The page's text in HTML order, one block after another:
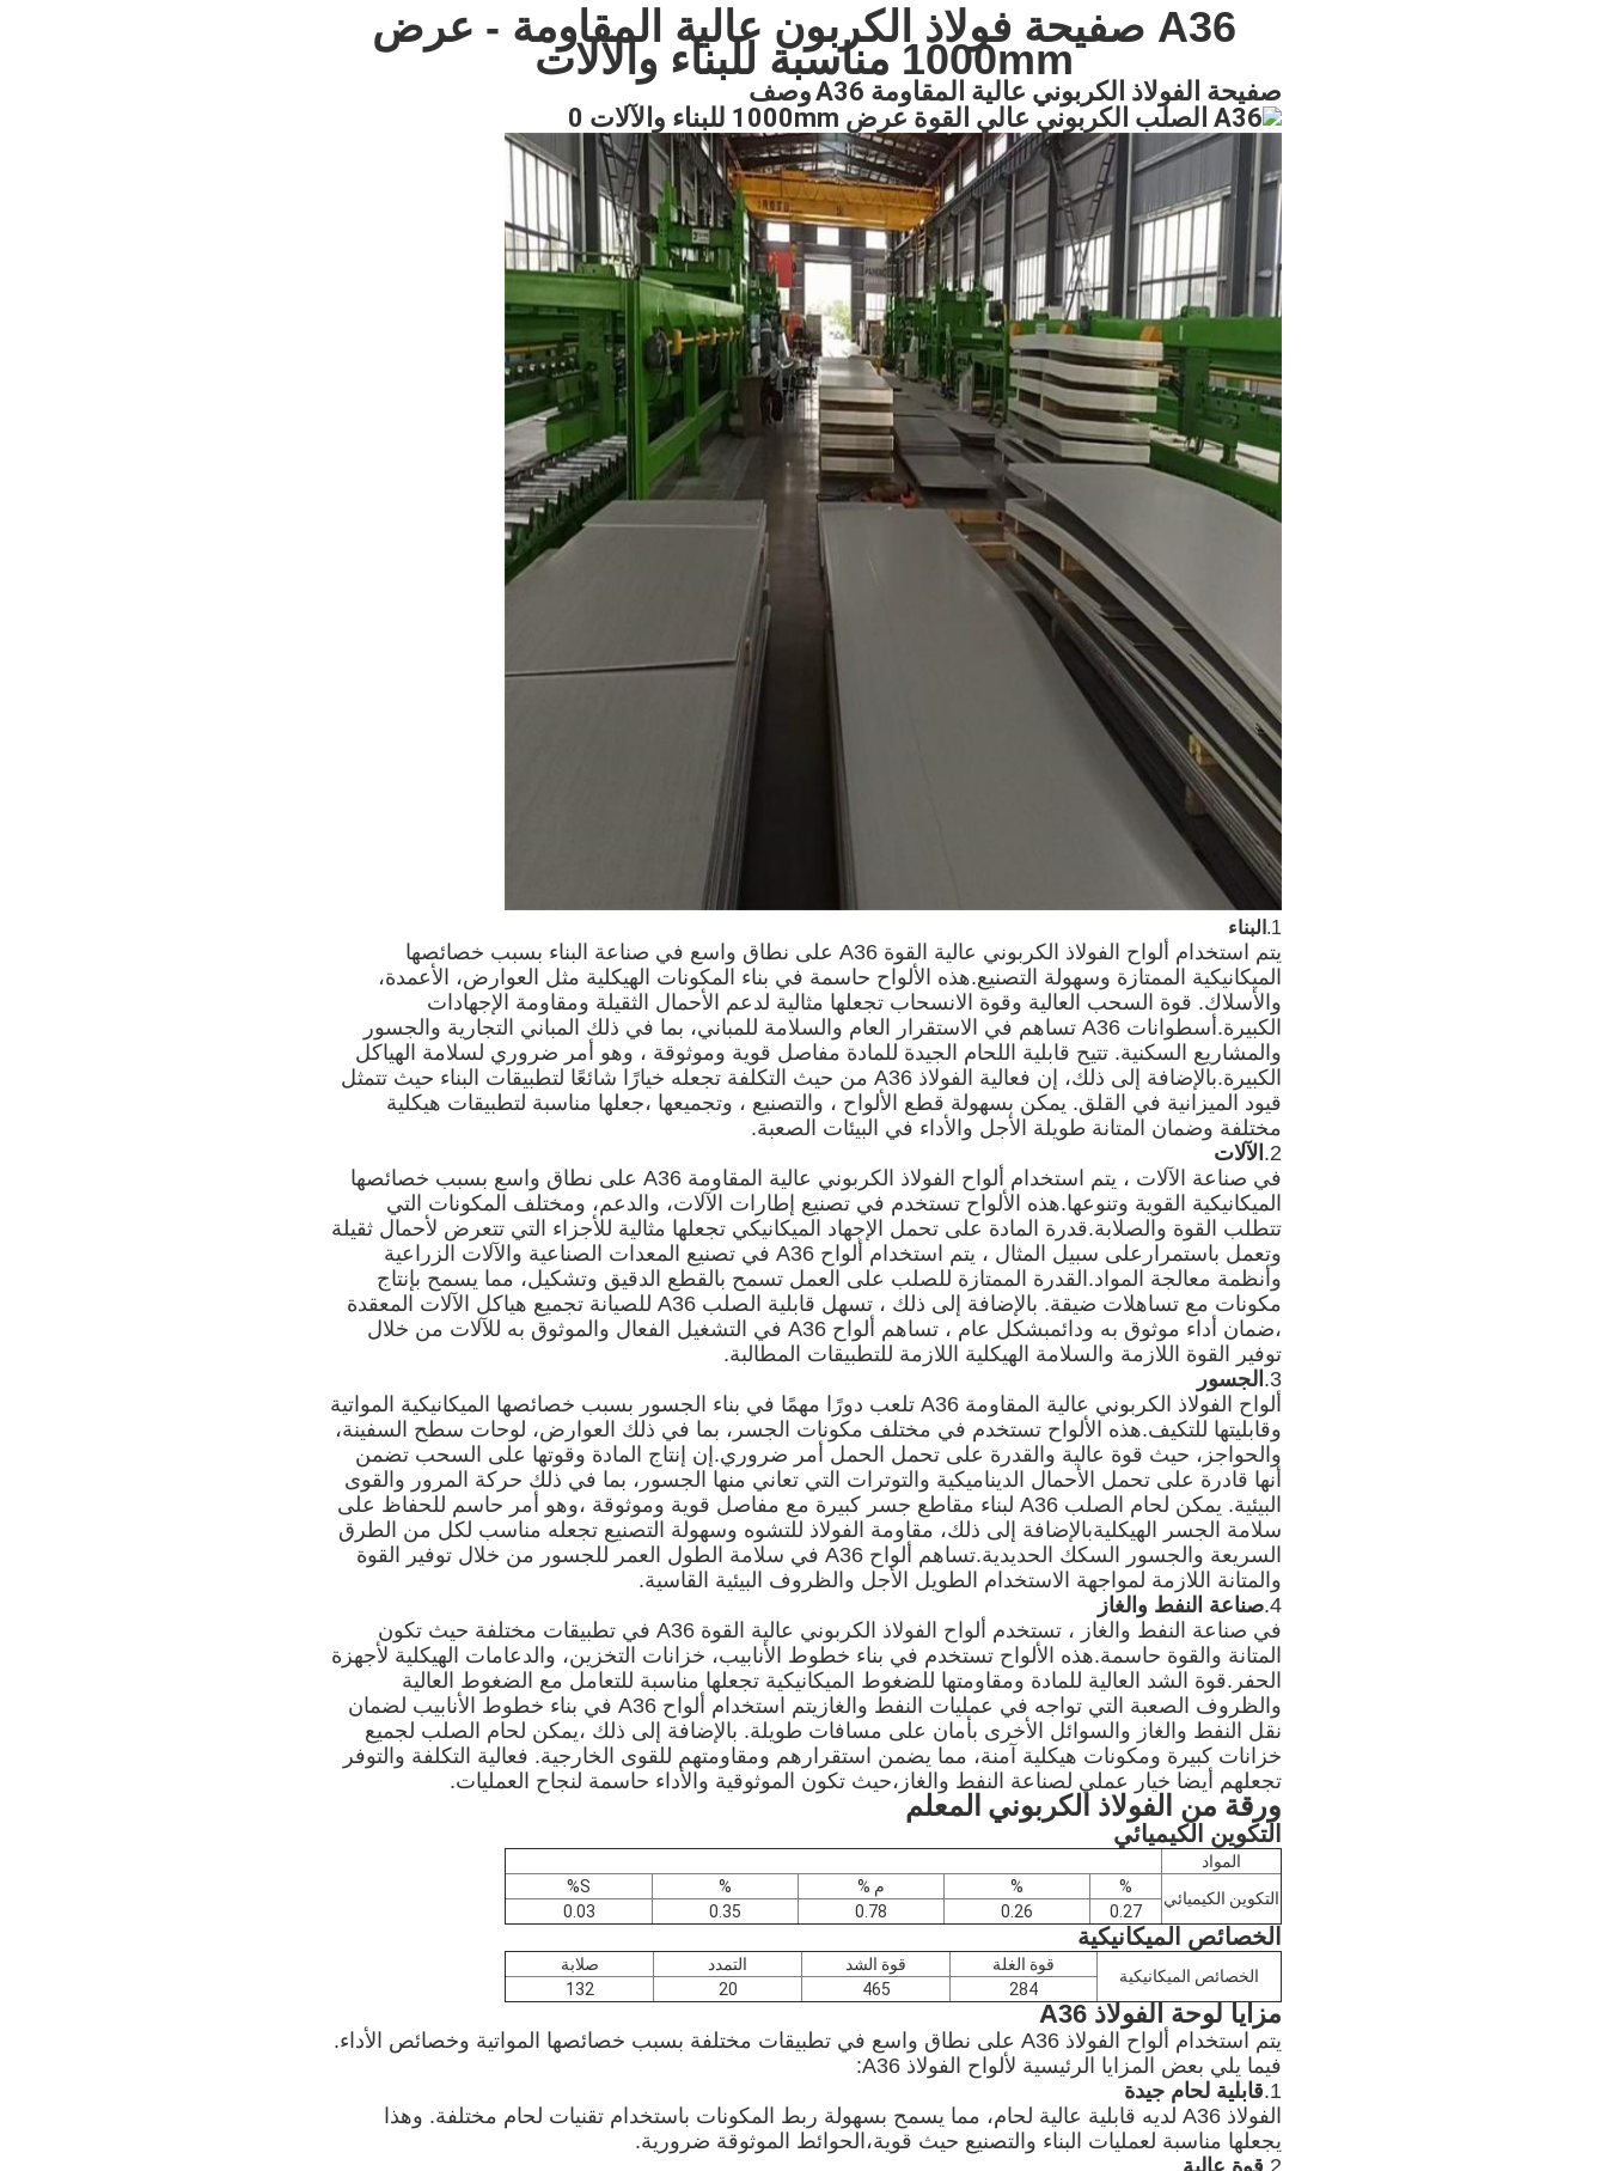
A36 صفيحة فولاذ الكربون عالية المقاومة - عرض
1000mm مناسبة للبناء والآلات
صفيحة الفولاذ الكربوني عالية المقاومة A36 وصف
1. البناء
يتم استخدام ألواح الفولاذ الكربوني عالية القوة A36 على نطاق واسع في صناعة البناء بسبب خصائصها
الميكانيكية الممتازة وسهولة التصنيع.هذه الألواح حاسمة في بناء المكونات الهيكلية مثل العوارض، الأعمدة،
والأسلاك. قوة السحب العالية وقوة الانسحاب تجعلها مثالية لدعم الأحمال الثقيلة ومقاومة الإجهادات
الكبيرة.أسطوانات A36 تساهم في الاستقرار العام والسلامة للمباني، بما في ذلك المباني التجارية والجسور
والمشاريع السكنية. تتيح قابلية اللحام الجيدة للمادة مفاصل قوية وموثوقة ، وهو أمر ضروري لسلامة الهياكل
الكبيرة.بالإضافة إلى ذلك، إن فعالية الفولاذ A36 من حيث التكلفة تجعله خيارًا شائعًا لتطبيقات البناء حيث تتمثل
قيود الميزانية في القلق. يمكن بسهولة قطع الألواح ، والتصنيع ، وتجميعها ،جعلها مناسبة لتطبيقات هيكلية
مختلفة وضمان المتانة طويلة الأجل والأداء في البيئات الصعبة.
2. الآلات
في صناعة الآلات ، يتم استخدام ألواح الفولاذ الكربوني عالية المقاومة A36 على نطاق واسع بسبب خصائصها
الميكانيكية القوية وتنوعها.هذه الألواح تستخدم في تصنيع إطارات الآلات، والدعم، ومختلف المكونات التي
تتطلب القوة والصلابة.قدرة المادة على تحمل الإجهاد الميكانيكي تجعلها مثالية للأجزاء التي تتعرض لأحمال ثقيلة
وتعمل باستمرارعلى سبيل المثال ، يتم استخدام ألواح A36 في تصنيع المعدات الصناعية والآلات الزراعية
وأنظمة معالجة المواد.القدرة الممتازة للصلب على العمل تسمح بالقطع الدقيق وتشكيل، مما يسمح بإنتاج
مكونات مع تساهلات ضيقة. بالإضافة إلى ذلك ، تسهل قابلية الصلب A36 للصيانة تجميع هياكل الآلات المعقدة
،ضمان أداء موثوق به ودائمبشكل عام ، تساهم ألواح A36 في التشغيل الفعال والموثوق به للآلات من خلال
توفير القوة اللازمة والسلامة الهيكلية اللازمة للتطبيقات المطالبة.
3. الجسور
ألواح الفولاذ الكربوني عالية المقاومة A36 تلعب دورًا مهمًا في بناء الجسور بسبب خصائصها الميكانيكية المواتية
وقابليتها للتكيف.هذه الألواح تستخدم في مختلف مكونات الجسر، بما في ذلك العوارض، لوحات سطح السفينة،
والحواجز، حيث قوة عالية والقدرة على تحمل الحمل أمر ضروري.إن إنتاج المادة وقوتها على السحب تضمن
أنها قادرة على تحمل الأحمال الديناميكية والتوترات التي تعاني منها الجسور، بما في ذلك حركة المرور والقوى
البيئية. يمكن لحام الصلب A36 لبناء مقاطع جسر كبيرة مع مفاصل قوية وموثوقة ،وهو أمر حاسم للحفاظ على
سلامة الجسر الهيكليةبالإضافة إلى ذلك، مقاومة الفولاذ للتشوه وسهولة التصنيع تجعله مناسب لكل من الطرق
السريعة والجسور السكك الحديدية.تساهم ألواح A36 في سلامة الطول العمر للجسور من خلال توفير القوة
والمتانة اللازمة لمواجهة الاستخدام الطويل الأجل والظروف البيئية القاسية.
4. صناعة النفط والغاز
في صناعة النفط والغاز ، تستخدم ألواح الفولاذ الكربوني عالية القوة A36 في تطبيقات مختلفة حيث تكون
المتانة والقوة حاسمة.هذه الألواح تستخدم في بناء خطوط الأنابيب، خزانات التخزين، والدعامات الهيكلية لأجهزة
الحفر.قوة الشد العالية للمادة ومقاومتها للضغوط الميكانيكية تجعلها مناسبة للتعامل مع الضغوط العالية
والظروف الصعبة التي تواجه في عمليات النفط والغازيتم استخدام ألواح A36 في بناء خطوط الأنابيب لضمان
نقل النفط والغاز والسوائل الأخرى بأمان على مسافات طويلة. بالإضافة إلى ذلك ،يمكن لحام الصلب لجميع
خزانات كبيرة ومكونات هيكلية آمنة، مما يضمن استقرارهم ومقاومتهم للقوى الخارجية. فعالية التكلفة والتوفر
تجعلهم أيضا خيار عملي لصناعة النفط والغاز،حيث تكون الموثوقية والأداء حاسمة لنجاح العمليات.
ورقة من الفولاذ الكربوني المعلم
التكوين الكيميائي
المواد
التكوين الكيميائي
%
% م % %
S%
0.27
0.26
0.78
0.35
0.03
الخصائص الميكانيكية
الخصائص الميكانيكية
قوة الغلة قوة الشد التمدد
صلابة
284
465
20
132
مزايا لوحة الفولاذ A36
يتم استخدام ألواح الفولاذ A36 على نطاق واسع في تطبيقات مختلفة بسبب خصائصها المواتية وخصائص الأداء.
فيما يلي بعض المزايا الرئيسية لألواح الفولاذ A36:
1. قابلية لحام جيدة
الفولاذ A36 لديه قابلية عالية لحام، مما يسمح بسهولة ربط المكونات باستخدام تقنيات لحام مختلفة. وهذا
يجعلها مناسبة لعمليات البناء والتصنيع حيث قوية،الحوائط الموثوقة ضرورية.
2. قوة عالية